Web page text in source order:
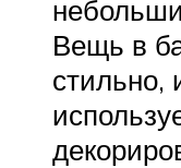
Вещь в
стильно,